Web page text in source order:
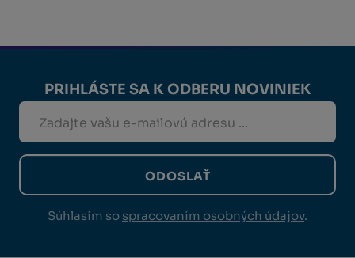
PRIHLÁSTE SA K ODBERU NOVINIEK
ODOSLAŤ
Súhlasím so spracovaním osobných údajov.